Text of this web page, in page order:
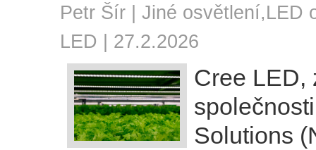
Petr Šír | Jiné osvětlení,LED
LED | 27.2.2026
Cree LED,
Solutions